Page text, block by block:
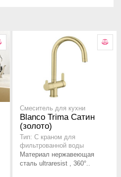
Смеситель для кухни
Blanco Trima Сатин
(золото)
Тип: С краном для
фильтрованной воды
Материал нержавеющая
сталь ultraresist , 360°..